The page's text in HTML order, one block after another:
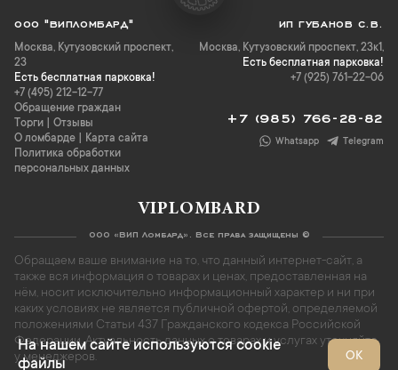
ООО "ВИПЛОМБАРД"
Москва, Кутузовский проспект,
23
Есть бесплатная парковка!
+7 (495) 212-12-77
Обращение граждан
Торги
Отзывы
О ломбарде
Карта сайта
Политика обработки
персональных данных
ИП ГУБАНОВ С.В.
Москва, Кутузовский проспект, 23к1,
Есть бесплатная парковка!
+7 (925) 761-22-06
+7 (985) 766-28-82
Whatsapp Telegram
VIPLOMBARD
ООО «ВИП Ломбард». Все права защищены ©
Обращаем ваше внимание на то, что данный интернет-сайт, а
также вся информация о товарах и ценах, предоставленная на
нём, носит исключительно информационный характер и ни при
каких условиях не является публичной офертой, определяемой
положениями Статьи 437 Гражданского кодекса Российской
Федерации. Актуальность данных о товарах и услугах уточняйте
у менеджеров.
На нашем сайте используются cookie
файлы
ОК